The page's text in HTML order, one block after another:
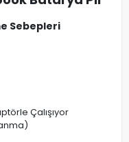
Sebepleri
Çalışıyor